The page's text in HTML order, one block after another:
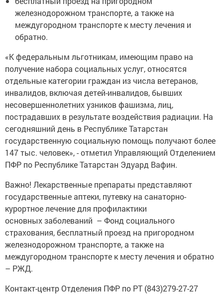
железнодорожном транспорте, а также на
междугородном транспорте к месту лечения и
обратно.
«К федеральным льготникам, имеющим право на
получение набора социальных услуг, относятся
отдельные категории граждан из числа ветеранов,
инвалидов, включая детей-инвалидов, бывших
несовершеннолетних узников фашизма, лиц,
пострадавших в результате воздействия радиации. На
сегодняшний день в Республике Татарстан
государственную социальную помощь получают более
147 тыс. человек», - отметил Управляющий Отделением
ПФР по Республике Татарстан Эдуард Вафин.
Важно! Лекарственные препараты представляют
государственные аптеки, путевку на санаторно-
курортное лечение для профилактики
основных заболеваний – Фонд социального
страхования, бесплатный проезд на пригородном
железнодорожном транспорте, а также на
междугородном транспорте к месту лечения и обратно
– РЖД.
Контакт-центр Отделения ПФР по РТ (843)279-27-27